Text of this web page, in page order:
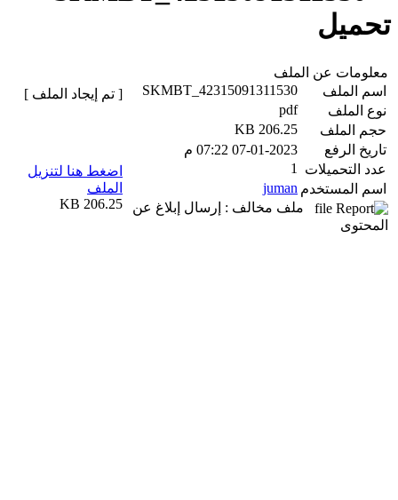
تحميل
معلومات عن الملف
اسم الملف
SKMBT_42315091311530
نوع الملف
pdf
حجم الملف
206.25 KB
تاريخ الرفع
07-01-2023 07:22 م
عدد التحميلات
1
اسم المستخدم juman
ملف مخالف : إرسال إبلاغ عن
المحتوى
[ تم إيجاد الملف ]
اضغط هنا لتنزيل
الملف
206.25 KB